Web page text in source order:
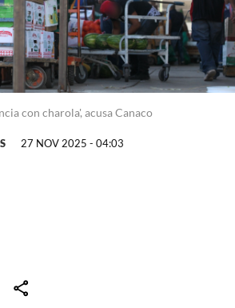
con charola', acusa Canaco
27 NOV 2025 - 04:03
comparte